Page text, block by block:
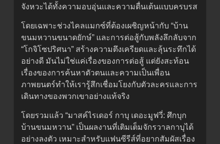
จังหวะได้ทั้งความอบอุ่นและความตื่นเต้นแบบครบรส
โดยเฉพาะช่วงไคลแมกซ์ที่ต้องเผชิญหน้ากับ “บ้าน
ขนมหวานขนาดยักษ์” และการต่อสู้กับพลังลึกลับจาก
“โกจิโซปริศนา” สร้างความตึงเครียดและลุ้นระทึกได้
อย่างดี มันไม่ใช่แค่เรื่องของการต่อสู้ แต่ยังสะท้อน
เรื่องของการค้นหาตัวตนและความเป็นเพื่อน
ภาพยนตร์ทำให้เรารู้สึกเชื่อมโยงกับตัวละครและการ
เดินทางของพวกเขาอย่างแท้จริง
โดยรวมแล้ว “มาสค์ไรเดอร์ กาบุ เดอะมูฟวี่: ศึกบุก
บ้านขนมหวาน” เป็นผลงานที่เติมเต็มจักรวาลกาบุได้
อย่างลงตัว เหมาะสำหรับแฟนซีรีส์ที่อยากสัมผัสเรื่อง